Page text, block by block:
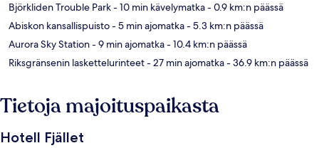
Björkliden Trouble Park- 10 min kävelymatka- 0.9 km:n päässä
Abiskon kansallispuisto- 5 min ajomatka- 5.3 km:n päässä
Aurora Sky Station- 9 min ajomatka- 10.4 km:n päässä
Riksgränsenin laskettelurinteet- 27 min ajomatka- 36.9 km:n päässä
Tietoja majoituspaikasta
Hotell Fjället